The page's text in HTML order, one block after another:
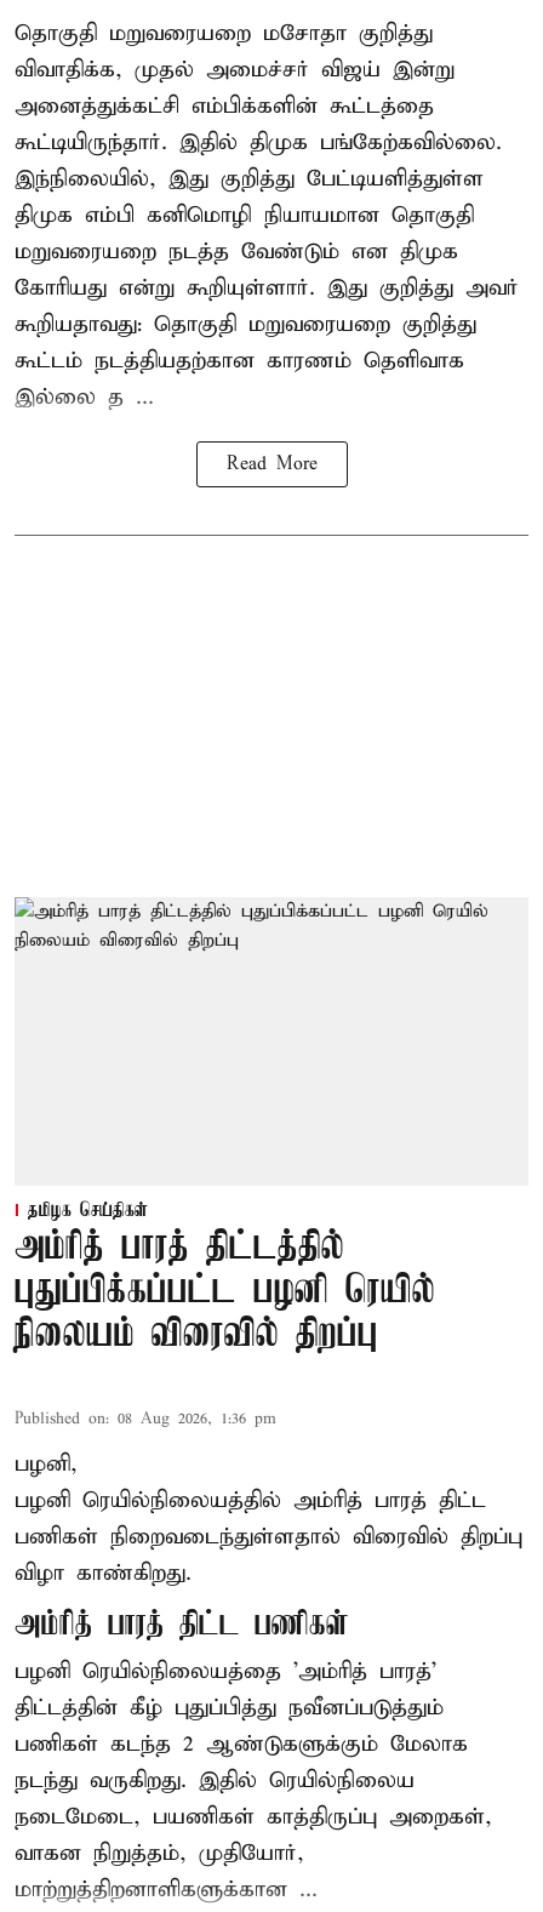
தொகுதி மறுவரையறை மசோதா குறித்து
விவாதிக்க, முதல் அமைச்சர் விஜய் இன்று
அனைத்துக்கட்சி எம்பிக்களின் கூட்டத்தை
கூட்டியிருந்தார். இதில் திமுக பங்கேற்கவில்லை.
இந்நிலையில், இது குறித்து பேட்டியளித்துள்ள
திமுக எம்பி கனிமொழி நியாயமான தொகுதி
மறுவரையறை நடத்த வேண்டும் என திமுக
கோரியது என்று கூறியுள்ளார். இது குறித்து அவர்
கூறியதாவது: தொகுதி மறுவரையறை குறித்து
கூட்டம் நடத்தியதற்கான காரணம் தெளிவாக
இல்லை த ...
Read More
தமிழக செய்திகள்
அம்ரித் பாரத் திட்டத்தில்
புதுப்பிக்கப்பட்ட பழனி ரெயில்
நிலையம் விரைவில் திறப்பு
Published on: 08 Aug 2026, 1:36 pm
பழனி,
பழனி ரெயில்நிலையத்தில் அம்ரித் பாரத் திட்ட
பணிகள் நிறைவடைந்துள்ளதால் விரைவில் திறப்பு
விழா காண்கிறது.
அம்ரித் பாரத் திட்ட பணிகள்
பழனி ரெயில்நிலையத்தை 'அம்ரித் பாரத்'
திட்டத்தின் கீழ் புதுப்பித்து நவீனப்படுத்தும்
பணிகள் கடந்த 2 ஆண்டுகளுக்கும் மேலாக
நடந்து வருகிறது. இதில் ரெயில்நிலைய
நடைமேடை, பயணிகள் காத்திருப்பு அறைகள்,
வாகன நிறுத்தம், முதியோர்,
மாற்றுத்திறனாளிகளுக்கான ...